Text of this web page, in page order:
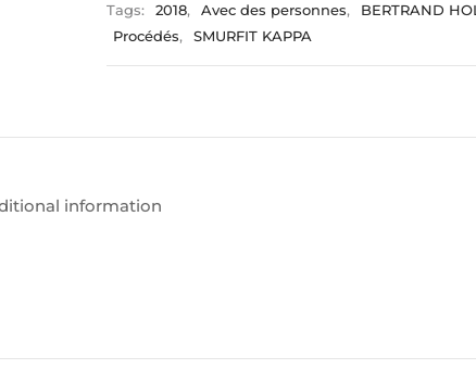
Tags:
2018, Avec des personnes, BERTRAND
Procédés, SMURFIT KAPPA
information